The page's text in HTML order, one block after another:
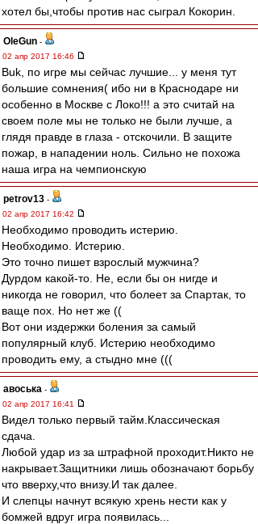
хотел бы,чтобы против нас сыграл Кокорин.
OleGun -
02 апр 2017 16:46
Buk, по игре мы сейчас лучшие... у меня тут
большие сомнения( ибо ни в Краснодаре ни
особенно в Москве с Локо!!! а это считай на
своем поле мы не только не были лучше, а
глядя правде в глаза - отскочили. В защите
пожар, в нападении ноль. Сильно не похожа
наша игра на чемпионскую
petrov13 -
02 апр 2017 16:42
Необходимо проводить истерию.
Необходимо. Истерию.
Это точно пишет взрослый мужчина?
Дурдом какой-то. Не, если бы он нигде и
никогда не говорил, что болеет за Спартак, то
ваще пох. Но нет же ((
Вот они издержки боления за самый
популярный клуб. Истерию необходимо
проводить ему, а стыдно мне (((
авоська -
02 апр 2017 16:41
Видел только первый тайм.Классическая
сдача.
Любой удар из за штрафной проходит.Никто не
накрывает.Защитники лишь обозначают борьбу
что вверху,что внизу.И так далее.
И слепцы начнут всякую хрень нести как у
бомжей вдруг игра появилась...